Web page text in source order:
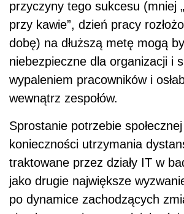
przyczyny tego sukcesu (mniej
przy kawie”, dzień pracy
dobę) na dłuższą metę mogą
niebezpieczne dla organizacji i
wypaleniem pracowników i
wewnątrz zespołów.
Sprostanie potrzebie
konieczności utrzymania
traktowane przez działy IT w
jako drugie największe
po dynamice zachodzących